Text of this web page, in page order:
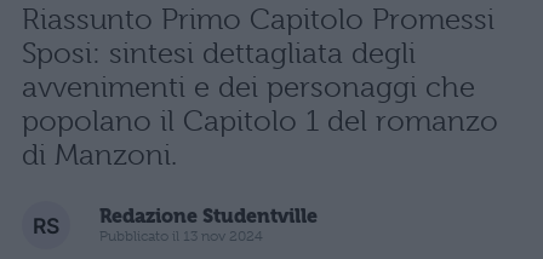
Riassunto Primo Capitolo Promessi
Sposi: sintesi dettagliata degli
avvenimenti e dei personaggi che
popolano il Capitolo 1 del romanzo
di Manzoni.
Redazione Studentville
Pubblicato il 13 nov 2024